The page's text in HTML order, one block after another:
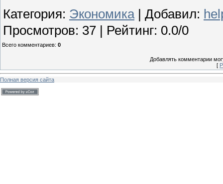
Категория: Экономика| Добавил:
Просмотров: 37 Рейтинг: 0.0/0
Всего комментариев: 0
Добавлять комментарии
[
Полная версия сайта